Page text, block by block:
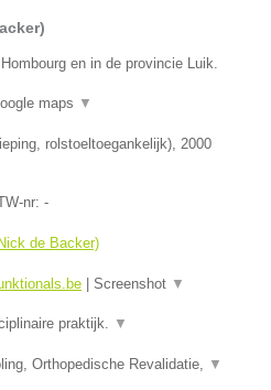
en in de provincie Luik.
maps ▼
rolstoeltoegankelijk), 2000
nr: -
de Backer)
Screenshot ▼
praktijk. ▼
Orthopedische Revalidatie, ▼